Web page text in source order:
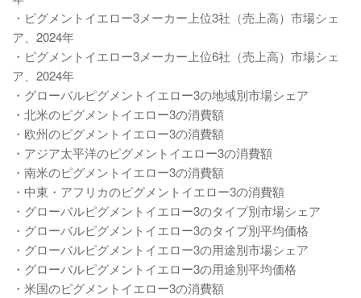
・ピグメントイエロー3メーカー上位3社（売上高）市場シェ
ア、2024年
・ピグメントイエロー3メーカー上位6社（売上高）市場シェ
ア、2024年
・グローバルピグメントイエロー3の地域別市場シェア
・北米のピグメントイエロー3の消費額
・欧州のピグメントイエロー3の消費額
・アジア太平洋のピグメントイエロー3の消費額
・南米のピグメントイエロー3の消費額
・中東・アフリカのピグメントイエロー3の消費額
・グローバルピグメントイエロー3のタイプ別市場シェア
・グローバルピグメントイエロー3のタイプ別平均価格
・グローバルピグメントイエロー3の用途別市場シェア
・グローバルピグメントイエロー3の用途別平均価格
・米国のピグメントイエロー3の消費額